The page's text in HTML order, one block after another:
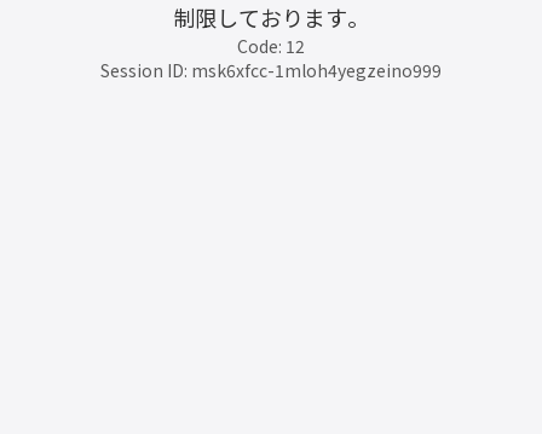
制限しております。
Code: 12
Session ID: msk6xfcc-1mloh4yegzeino999